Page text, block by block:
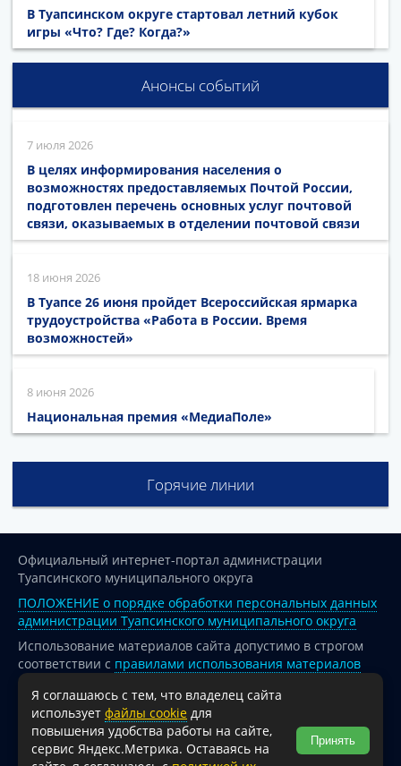
В Туапсинском округе стартовал летний кубок
игры «Что? Где? Когда?»
Анонсы событий
7 июля 2026
В целях информирования населения о
возможностях предоставляемых Почтой России,
подготовлен перечень основных услуг почтовой
связи, оказываемых в отделении почтовой связи
18 июня 2026
В Туапсе 26 июня пройдет Всероссийская ярмарка
трудоустройства «Работа в России. Время
возможностей»
8 июня 2026
Национальная премия «МедиаПоле»
Горячие линии
Официальный интернет-портал администрации
Туапсинского муниципального округа
ПОЛОЖЕНИЕ о порядке обработки персональных данных
администрации Туапсинского муниципального округа
Использование материалов сайта допустимо в строгом
соответствии с правилами использования материалов
опубликованных на сайте
При перепечатке и использовании информации ссылка
на источник обязательна.
Для сайтов и страниц сети Интернет обязательна
Я соглашаюсь с тем, что владелец сайта
использует файлы cookie для
повышения удобства работы на сайте,
сервис Яндекс.Метрика. Оставаясь на
Принять